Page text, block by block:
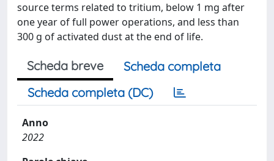
source terms related to tritium, below 1 mg after
one year of full power operations, and less than
300 g of activated dust at the end of life.
Scheda breve
Scheda completa
Scheda completa (DC)
Anno
2022